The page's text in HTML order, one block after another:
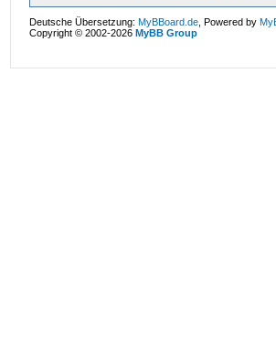
Deutsche Übersetzung:MyBBoard.de , Powered by
Copyright © 2002-2026MyBB Group